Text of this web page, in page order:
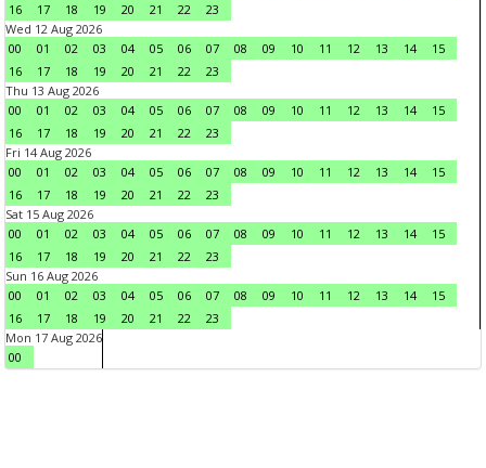
16
17 18 19 20 21 22
23
Wed 12 Aug 2026
00
01 02 03 04 05 06 07 08 09 10 11 12 13 14
15
16
17 18 19 20 21 22
23
Thu 13 Aug 2026
00
01 02 03 04 05 06 07 08 09 10 11 12 13 14
15
16
17 18 19 20 21 22
23
Fri 14 Aug 2026
00
01 02 03 04 05 06 07 08 09 10 11 12 13 14
15
16
17 18 19 20 21 22
23
Sat 15 Aug 2026
00
01 02 03 04 05 06 07 08 09 10 11 12 13 14
15
16
17 18 19 20 21 22
23
Sun 16 Aug 2026
00
01 02 03 04 05 06 07 08 09 10 11 12 13 14
15
16
17 18 19 20 21 22
23
Mon 17 Aug 2026
00